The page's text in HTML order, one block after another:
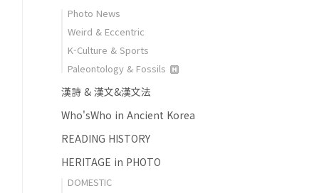
Photo News
Weird & Eccentric
K-Culture & Sports
Paleontology & Fossils
漢詩 & 漢文&漢文法
Who'sWho in Ancient Korea
READING HISTORY
HERITAGE in PHOTO
DOMESTIC